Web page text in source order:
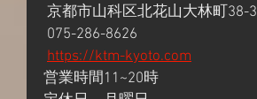
京都市山科区北花山大林町38-3
075-286-8626
https://ktm-kyoto.com
営業時間11~20時